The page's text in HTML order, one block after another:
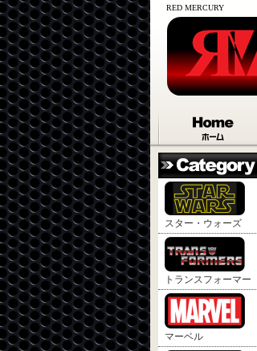
RED MERCURY
スター・ウォーズ
トランスフォーマー
マーベル